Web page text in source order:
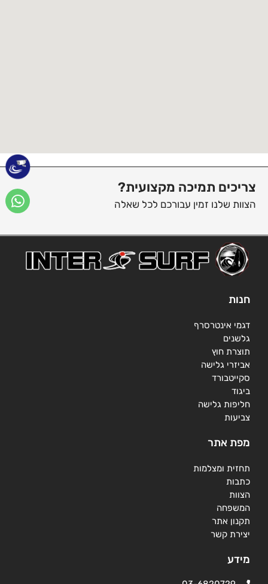
צריכים תמיכה מקצועית?
הצוות שלנו זמין עבורכם לכל שאלה
חנות
דגמי אינטרסרף
גלשנים
תוצרת חוץ
אביזרי גלישה
סקייטבורד
ביגוד
חליפות גלישה
צביעות
מפת אתר
תחזית ומצלמות
כתבות
הצוות
המשפחה
תקנון אתר
יצירת קשר
מידע